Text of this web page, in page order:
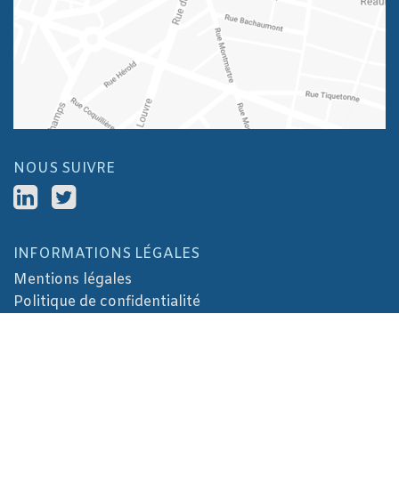
NOUS SUIVRE
INFORMATIONS LÉGALES
Mentions légales
Politique de confidentialité